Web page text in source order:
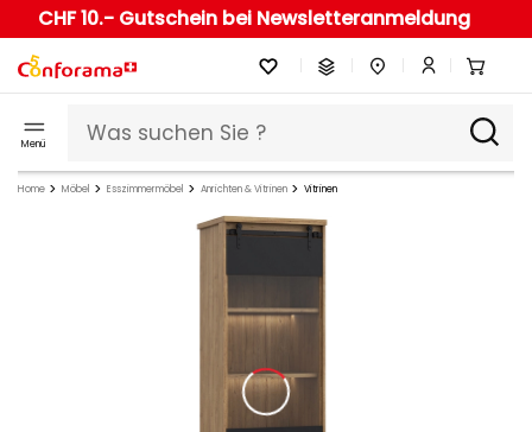
CHF 10.- Gutschein bei Newsletteranmeldung
Menü
Home Möbel Esszimmermöbel Anrichten & Vitrinen Vitrinen